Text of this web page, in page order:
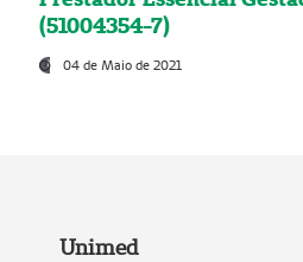
(51004354-7)
04 de Maio de 2021
Unimed